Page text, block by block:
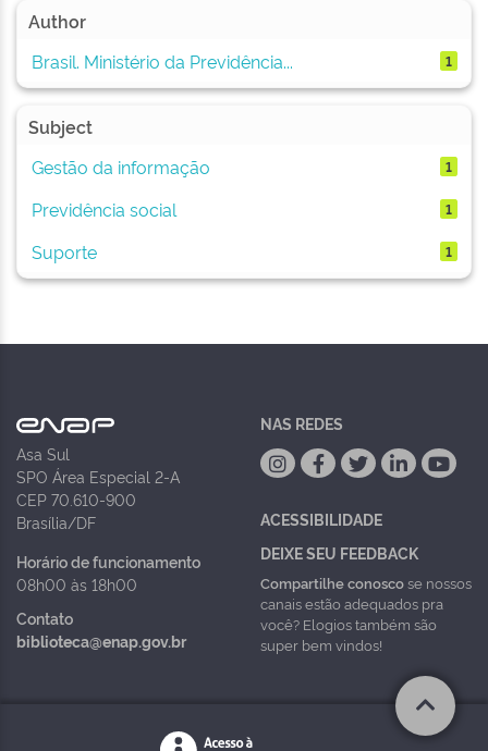
Author
Brasil. Ministério da Previdência...
1
Subject
Gestão da informação
1
Previdência social 1
Suporte 1
Asa Sul
SPO Área Especial 2-A
CEP 70.610-900
Brasília/DF
Horário de funcionamento
08h00 às 18h00
Contato
biblioteca@enap.gov.br
NAS REDES
ACESSIBILIDADE
DEIXE SEU FEEDBACK
Compartilhe conoscose nossos
canais estão adequados pra
você? Elogios também são
super bem vindos!